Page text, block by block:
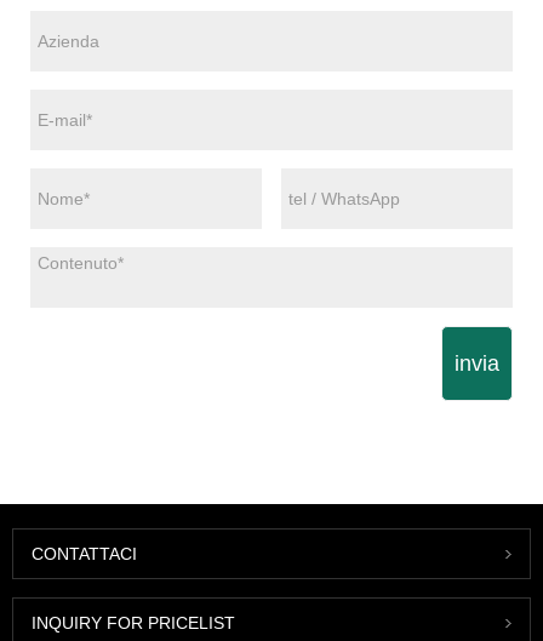
invia
CONTATTACI
INQUIRY FOR PRICELIST